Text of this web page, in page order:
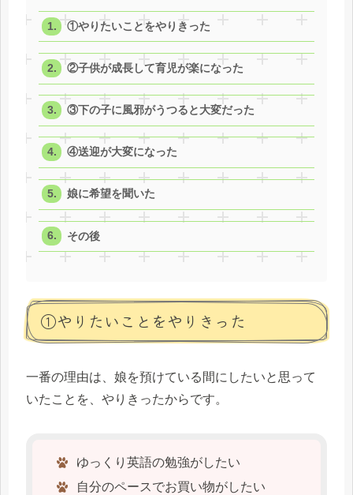
①やりたいことをやりきった
②子供が成長して育児が楽になった
③下の子に風邪がうつると大変だった
④送迎が大変になった
娘に希望を聞いた
その後
①やりたいことをやりきった
一番の理由は、娘を預けている間にしたいと思って
いたことを、やりきったからです。
ゆっくり英語の勉強がしたい
自分のペースでお買い物がしたい